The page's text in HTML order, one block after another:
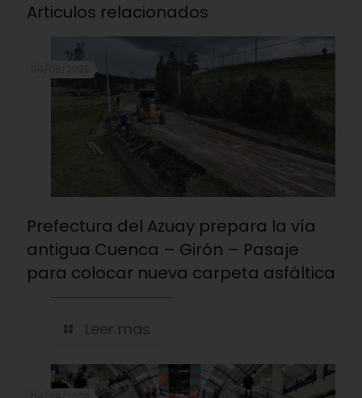
Articulos relacionados
Prefectura del Azuay prepara la vía
antigua Cuenca – Girón – Pasaje
para colocar nueva carpeta asfáltica
Leer mas